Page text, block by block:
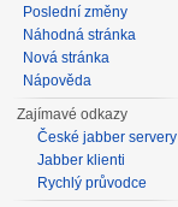
Poslední změny
Náhodná stránka
Nová stránka
Nápověda
Zajímavé odkazy
České jabber servery
Jabber klienti
Rychlý průvodce